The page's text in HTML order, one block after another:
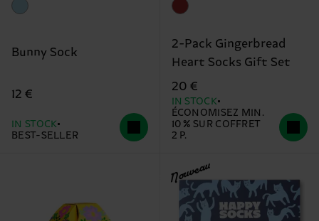
Bunny Sock
12 €
IN STOCK
BEST-SELLER
2-Pack Gingerbread
Heart Socks Gift Set
20 €
IN STOCK
ÉCONOMISEZ MIN.
10 % SUR COFFRET
2 P.
Nouveau